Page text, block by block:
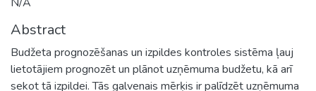
Abstract
Budžeta prognozēšanas un izpildes kontroles sistēma ļauj
lietotājiem prognozēt un plānot uzņēmuma budžetu, kā arī
sekot tā izpildei. Tās galvenais mērķis ir palīdzēt uzņēmuma